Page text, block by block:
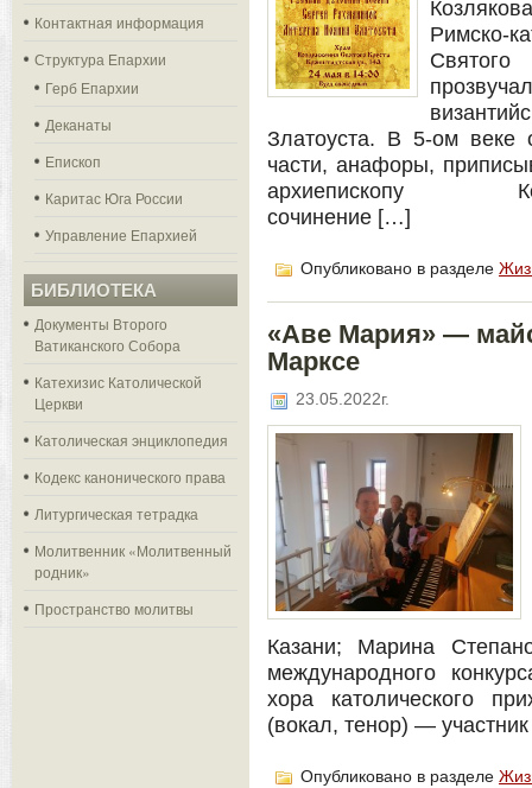
Контактная информация
Структура Епархии
Герб Епархии
Деканаты
Епископ
Каритас Юга России
Управление Епархией
БИБЛИОТЕКА
Документы Второго
Ватиканского Собора
Катехизис Католической
Церкви
Католическая энциклопедия
Кодекс канонического права
Литургическая тетрадка
Молитвенник «Молитвенный
родник»
Пространство молитвы
Римско-
Златоуста. В 5-ом веке
части, анафоры,
архиепископу
сочинение […]
Опубликовано в разделе
«Аве Мария» —
Марксе
23.05.2022г.
Казани; Марина
международного
хора католического
(вокал, тенор) —
Опубликовано в разделе